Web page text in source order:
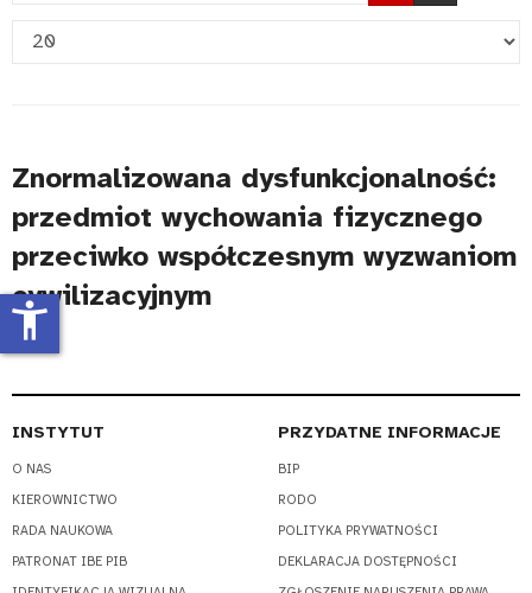
tytułu
Pokaż
Znormalizowana dysfunkcjonalność:
przedmiot wychowania fizycznego
przeciwko współczesnym wyzwaniom
cywilizacyjnym
INSTYTUT
O NAS
KIEROWNICTWO
RADA NAUKOWA
PATRONAT IBE PIB
PRZYDATNE INFORMACJE
BIP
RODO
POLITYKA PRYWATNOŚCI
DEKLARACJA DOSTĘPNOŚCI
accessibility_new